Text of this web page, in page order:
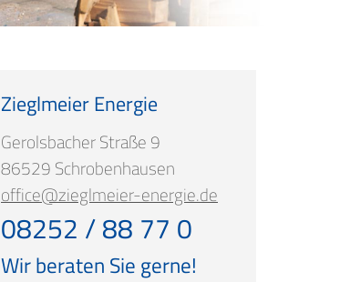
Zieglmeier Energie
Gerolsbacher Straße 9
86529 Schrobenhausen
office@zieglmeier-energie.de
08252 / 88 77 0
Wir beraten Sie gerne!